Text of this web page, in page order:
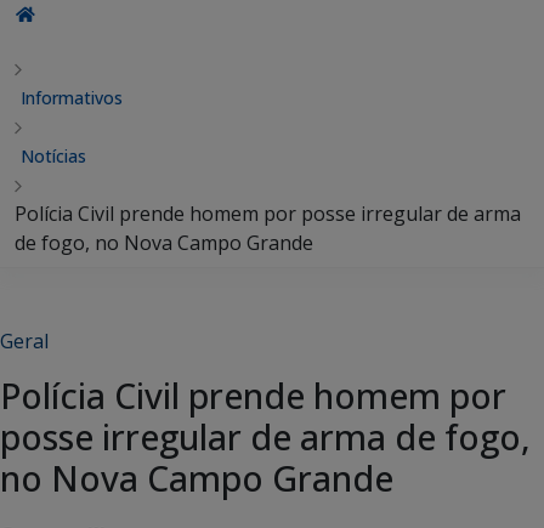
Informativos
Notícias
Polícia Civil prende homem por posse irregular de arma
de fogo, no Nova Campo Grande
Geral
Polícia Civil prende homem por
posse irregular de arma de fogo,
no Nova Campo Grande